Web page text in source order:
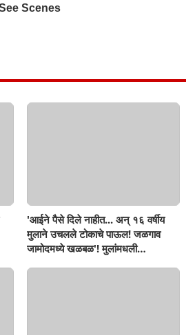
'आईने पैसे दिले नाहीत... अन् १६ वर्षीय
मुलाने उचलले टोकाचे पाऊल! जळगाव
जामोदमध्ये खळबळ'! मुलांमधली